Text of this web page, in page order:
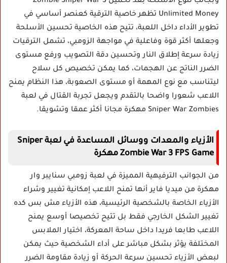
Unlimited Money تظهر خاصية الترقية كعنصر أساسي في
تطوير الأداء داخل اللعبة، تتيح هذه الخاصية تحسين الأسلحة
وجعلها أكثر قوة وفاعلية في مواجهة الزومبي، تشمل الترقيات
زيادة سرعة إطلاق النار وتحسين دقة التصويب ورفع مستوى
الضرر الناتج عن الهجمات، كما يمكن تخصيص كل سلاح
ليتناسب مع نوع المهمة أو مستوى الصعوبة، هذا النظام يمنح
اللاعب شعورا واضحا بالتقدم ويجعل تجربة القتال في لعبة
Sniper War Zombies مهكرة مجانا أكثر عمقا وتشويقا.
الأزياء والمعدات ووسائل المساعدة في لعبة Sniper
Zombie War 3 FPS Game مهكرة
من الجوانب الترفيهية المميزة في لعبة زومبي سنايبر وار
مهكرة من ميديا فاير أنها تمنح اللاعب إمكانية تغيير وشراء
الأزياء الخاصة بالشخصية الرئيسية، هذه الأزياء مش بس كده
تغيير الشكل الخارجي فقط بل تتيح تخصيصا أوسع يمنح
اللاعب طابعا فريدا داخل ساحة المعركة، اختيار الملابس
المختلفة يؤثر بشكل مباشر على أداء الشخصية حيث يمكن
لبعض الأزياء تحسين سرعة الحركة أو زيادة مقاومة الضرر